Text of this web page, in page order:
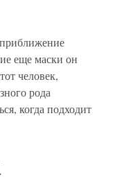
еще маски он
человек,
рода
когда подходит